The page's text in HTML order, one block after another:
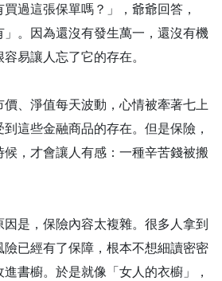
過這張保單嗎？」，爺爺回答，
」。因為還沒有發生萬一，還沒有機
易讓人忘了它的存在。
、淨值每天波動，心情被牽著七上
這些金融商品的存在。但是保險，
，才會讓人有感：一種辛苦錢被搬
是，保險內容太複雜。很多人拿到
已經有了保障，根本不想細讀密密
書櫥。於是就像「女人的衣櫥」，